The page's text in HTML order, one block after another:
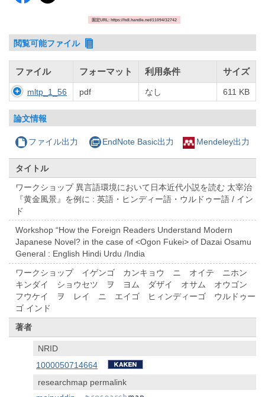
固定URL: https://hdl.handle.net/11094/32742
閲覧可能ファイル
ファイル フォーマット 利用条件 サイズ
mltp_1_56 pdf なし 611 KB
論文情報
ファイル出力 EndNote Basic出力 Mendeley出力
タイトル
ワークショップ 異言語環境において日本近代小説を読む 太宰治
『黄金風景』を例に : 英語・ヒンディー語・ウルドゥー語 / イン
ド
Workshop “How the Foreign Readers Understand Modern
Japanese Novel? in the case of <Ogon Fukei> of Dazai Osamu
General : English Hindi Urdu /India
ワークショップ イゲンゴ カンキョウ ニ オイテ ニホン
キンダイ ショウセツ ヲ ヨム ダザイ オサム オウゴン
フウケイ ヲ レイ ニ エイゴ ヒィンディーゴ ウルドゥー
ゴ インド
著者
NRID
1000050714664
researchmap permalink